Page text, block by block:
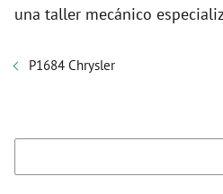
una taller mecánico
P1684 Chrysler